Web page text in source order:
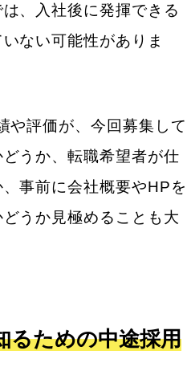
、入社後に発揮できる
ない可能性がありま
や評価が、今回募集して
うか、転職希望者が仕
事前に会社概要やHPを
うか見極めることも大
るための中途採用